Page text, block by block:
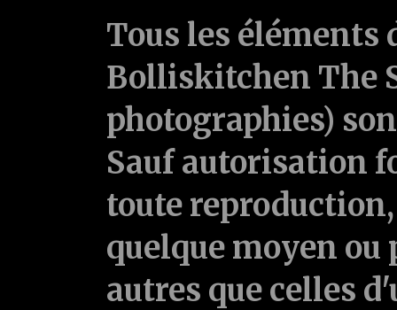
Tous les
Bolliskitchen The
photographies)
Sauf autorisation
toute
quelque moyen ou
autres que celles